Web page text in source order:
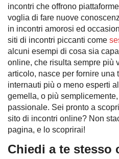
incontri che offrono
voglia di fare nuove
in incontri amorosi ed
siti di incontri piccanti come
alcuni esempi di cosa sia
online, che risulta sempre più
articolo, nasce per fornire una
internauti più o meno esperti
gemella, o più
passionale. Sei pronto a
sito di incontri online? Non
pagina, e lo scoprirai!
Chiedi a te stesso